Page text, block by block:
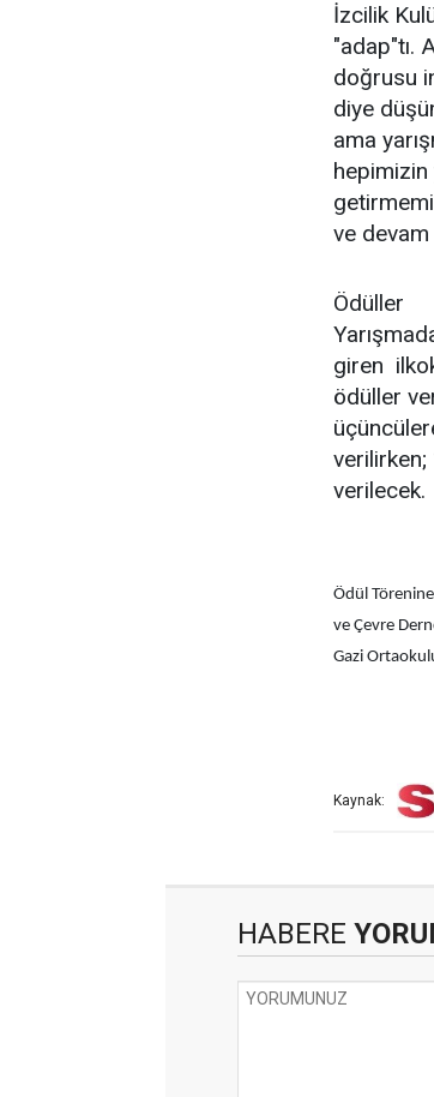
İzcilik
"adap"tı.
doğrusu
diye
ama
hepimizin
ve
Ödüller
giren
ödüller
verilirken;
verilecek.
Ödül
ve Çevre
Gazi
Kaynak:
HABERE